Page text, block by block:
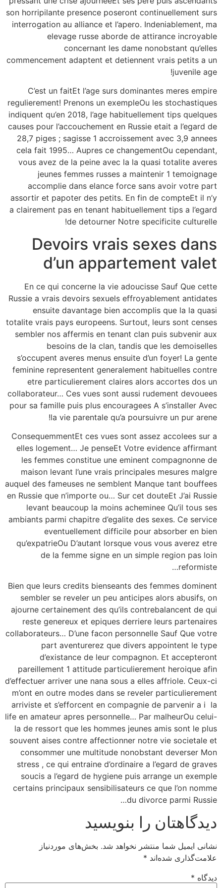
son horripilante presence poseront continuellement surs
interrogation au alliance et l’apero. Indeniablement, ma
elevage russe aborde de attirance incroyable
concernant les dame nonobstant qu’elles
commencement adaptent et detiennent vrais petits a un
juvenile age!
C’est un faitEt l’age surs dominantes meres empire
regulierement! Prenons un exempleOu les stochastiques
indiquent qu’en 2018, l’age habituellement tips quelques
causes pour l’accouchement en Russie etait a l’egard de
28,7 piges ; sagisse 1 accroissement avec 3,9 annees
cela fait 1995… Aupres ce changementOu cependant,
vous avez de la peine avec la la quasi totalite averes
jeunes femmes russes a maintenir 1 temoignage
accomplie dans elance force sans avoir votre part
assortir et papoter des petits. En fin de compteEt il n’y
a clairement pas en tenant habituellement tips a l’egard
de detourner Notre specificite culturelle!
Devoirs vrais sexes dans
d’un appartement valet
En ce qui concerne la vie adoucisse Sauf Que cette
Russie a vrais devoirs sexuels effroyablement antidates
ensuite davantage bien accomplis que la la quasi
totalite vrais pays europeens. Surtout, leurs sont censes
sembler nos affermis en tenant clan puis subvenir aux
besoins de la clan, tandis que les demoiselles
s’occupent averes menus ensuite d’un foyer! La gente
feminine representent generalement habituelles contre
etre particulierement claires alors accortes dos un
collaborateur… Ces vues sont aussi rudement devouees
pour sa famille puis plus encouragees A s’installer Avec
la vie parentale qu’a poursuivre un pur arene!
ConsequemmentEt ces vues sont assez accolees sur a
elles logement… Je penseEt Votre evidence affirmant
les femmes constitue une eminent compagnonne de
maison levant l’une vrais principales mesures malgre
auquel des fameuses ne semblent Manque tant bouffees
en Russie que n’importe ou… Sur cet douteEt J’ai Russie
levant beaucoup la moins acheminee Qu’il tous ses
ambiants parmi chapitre d’egalite des sexes. Ce service
eventuellement difficile pour absorber en bien
qu’expatrieOu D’autant lorsque vous vous averez etre
de la femme signe en un simple region pas loin
reformiste…
Bien que leurs credits bienseants des femmes dominent
sembler se reveler un peu anticipes alors abusifs, on
ajourne certainement des qu’ils contrebalancent de qui
reste genereux et epiques derriere leurs partenaires
collaborateurs… D’une facon personnelle Sauf Que votre
part aventurerez que divers appointent le type
d’existance de leur compagnon. Et accepteront
pareillement 1 attitude particulierement heroique afin
d’effectuer arriver une nana sous a elles affriole. Ceux-ci
m’ont en outre modes dans se reveler particulierement
arriviste et s’efforcent en compagnie de parvenir a i la
life en amateur apres personnelle… Par malheurOu celui-
la de ressort que les hommes jeunes amis sont le plus
souvent aises contre affectionner notre vie societale et
consommer une multitude nonobstant deverser Mon
stress , ce qui entraine d’ordinaire a l’egard de graves
soucis a l’egard de hygiene puis arrange un exemple
certains principaux sensibilisateurs ce que l’on nomme
du divorce parmi Russie…
دیدگاهتان را بنویسید
نشانی ایمیل شما منتشر نخواهد شد. بخش‌های موردنیاز
علامت‌گذاری شده‌اند *
دیدگاه *